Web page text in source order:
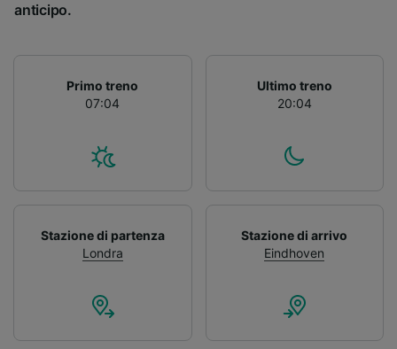
anticipo.
Primo treno
07:04
Ultimo treno
20:04
Stazione di partenza
Londra
Stazione di arrivo
Eindhoven